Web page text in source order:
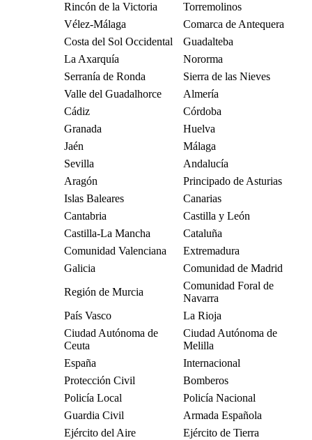
Rincón de la Victoria
Torremolinos
Vélez-Málaga
Comarca de Antequera
Costa del Sol Occidental
Guadalteba
La Axarquía
Nororma
Serranía de Ronda
Sierra de las Nieves
Valle del Guadalhorce
Almería
Cádiz
Córdoba
Granada
Huelva
Jaén
Málaga
Sevilla
Andalucía
Aragón
Principado de Asturias
Islas Baleares
Canarias
Cantabria
Castilla y León
Castilla-La Mancha
Cataluña
Comunidad Valenciana
Extremadura
Galicia
Comunidad de Madrid
Región de Murcia
Comunidad Foral de
Navarra
País Vasco
La Rioja
Ciudad Autónoma de
Ceuta
Ciudad Autónoma de
Melilla
España
Internacional
Protección Civil
Bomberos
Policía Local
Policía Nacional
Guardia Civil
Armada Española
Ejército del Aire
Ejército de Tierra